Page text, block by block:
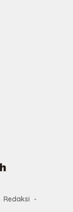
Redaksi